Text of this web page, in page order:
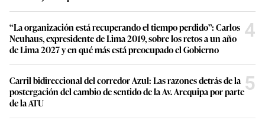
“La organización está recuperando el tiempo perdido”: Carlos
Neuhaus, expresidente de Lima 2019, sobre los retos a un año
de Lima 2027 y en qué más está preocupado el Gobierno
4
Carril bidireccional del corredor Azul: Las razones detrás de la
postergación del cambio de sentido de la Av. Arequipa por parte
de la ATU
5